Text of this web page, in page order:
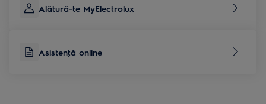
Alătură-te MyElectrolux
Asistenţă online